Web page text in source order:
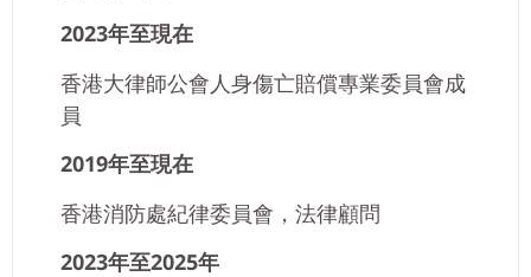
2023年至現在
香港大律師公會人身傷亡賠償專業委員會成
員
2019年至現在
香港消防處紀律委員會，法律顧問
2023年至2025年